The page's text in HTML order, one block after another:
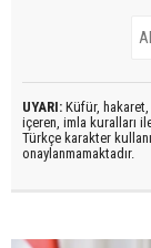
UYARI: Küfür,
içeren, imla kuralları ile
Türkçe karakter
onaylanmamaktadır.